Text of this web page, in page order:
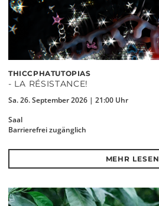
THICCPHATUTOPIAS
- LA RÉSISTANCE!
Sa. 26. September 2026 | 21:00 Uhr
Saal
Barrierefrei zugänglich
MEHR LESEN